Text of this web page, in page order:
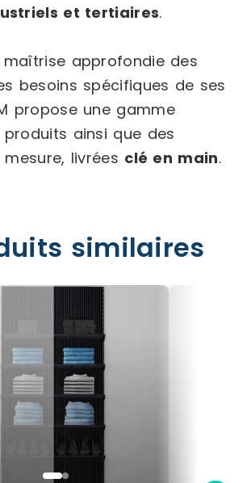
et tertiaires.
approfondie des
besoins spécifiques de ses
propose une gamme
ainsi que des
livrées clé en main.
similaires